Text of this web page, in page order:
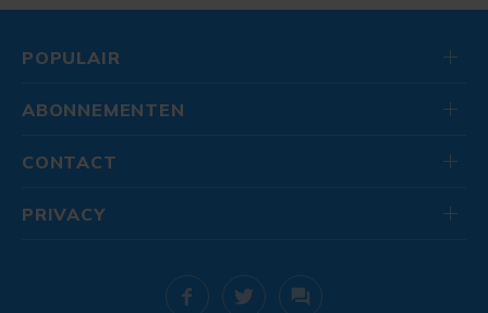
POPULAIR
ABONNEMENTEN
CONTACT
PRIVACY